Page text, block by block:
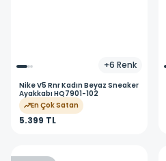
+6 Renk
NikeV5 Rnr Kadın Beyaz Sneaker
Ayakkabı HQ7901-102
En Çok Satan
5.399 TL